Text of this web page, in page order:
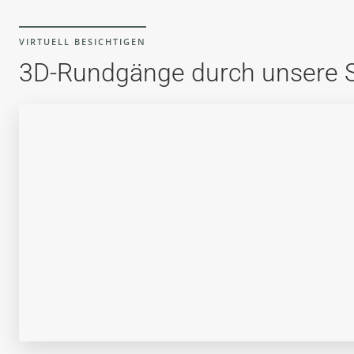
VIRTUELL BESICHTIGEN
3D-Rundgänge durch unsere